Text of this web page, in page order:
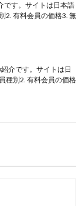
です。サイトは日本語
2. 有料会員の価格3. 無
介です。サイトは日
種別2. 有料会員の価格